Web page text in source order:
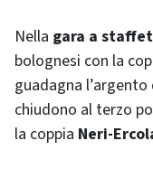
Nella gara a
bolognesi con la
guadagna
chiudono al terzo
la coppia Neri-